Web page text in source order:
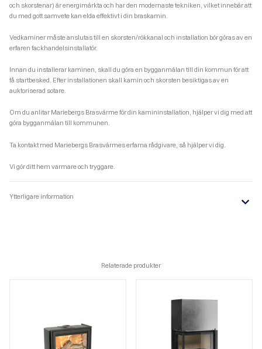
och skorstenar) är energimärkta och har den modernaste tekniken, vilket innebär att
du med gott samvete kan elda effektivt i din braskamin.
Vedkaminer måste anslutas till en skorsten/rökkanal och installation bör göras av en
erfaren fackhandelsinstallatör.
Innan du installerar kaminen, skall du göra en bygganmälan till din kommun för att
få startbesked. Efter installationen skall kamin och skorsten besiktigas av en
auktoriserad sotare.
Om du anlitar Mariebergs Brasvärme för din kamininstallation, hjälper vi dig med att
göra bygganmälan till kommunen.
Ta kontakt med Mariebergs Brasvärmes erfarna rådgivare, så hjälper vi dig.
Vi gör ditt hem varmare och tryggare.
Ytterligare information
Relaterade produkter